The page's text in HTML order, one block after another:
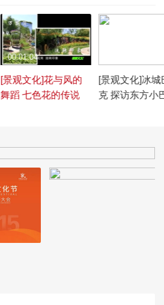
[景观文化]花与风的
舞蹈 七色花的传说
00:01:04
[景观文化]冰城
克 探访东方小